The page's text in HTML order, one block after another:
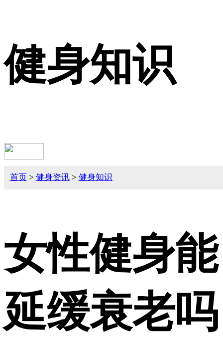
健身知识
首页 > 健身资讯> 健身知识
女性健身能
延缓衰老吗